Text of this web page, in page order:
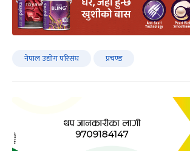
नेपाल उद्योग परिसंघ प्रचण्ड